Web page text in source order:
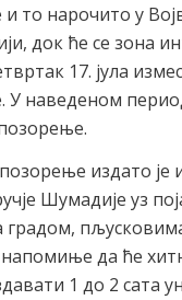
то нарочито у
док ће се зона
17. јула
У наведеном
издато је
Шумадије уз
градом,
да ће
1 до 2 сата